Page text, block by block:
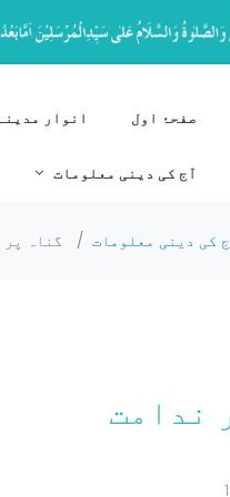
صفحۂ اول انوار مدینہ
آج کی دینی معلومات
کی دینی معلومات / گناہ
ندامت